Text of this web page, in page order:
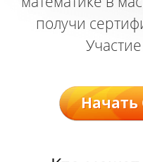
получи